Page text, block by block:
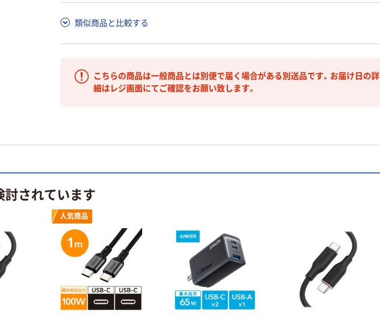
類似商品と比較する
こちらの商品は一般商品とは別便で届く場合がある別送品です。お届け日の詳
細はレジ画面にてご確認をお願い致します。
討されています
人気商品